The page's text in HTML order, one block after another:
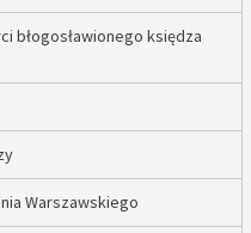
błogosławionego księdza
Warszawskiego